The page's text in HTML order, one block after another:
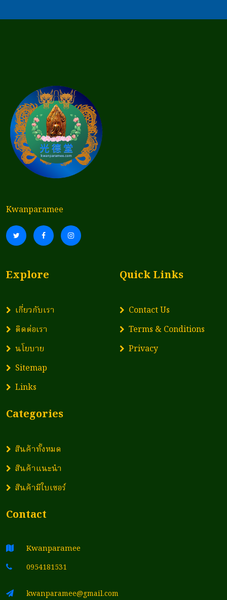
Kwanparamee
Explore
เกี่ยวกับเรา
ติดต่อเรา
นโยบาย
Sitemap
Links
Quick Links
Contact Us
Terms & Conditions
Privacy
Categories
สินค้าทั้งหมด
สินค้าแนะนำ
สินค้ามีใบเซอร์
Contact
Kwanparamee
0954181531
kwanparamee@gmail.com